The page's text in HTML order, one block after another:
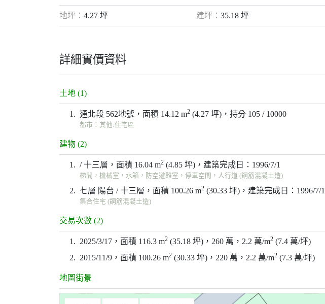
地坪： 4.27 坪 建坪： 35.18 坪
詳細實價資料
土地 (1)
1. 通北段 562地號，面積 14.12 m2 (4.27 坪)，持分 105 / 10000
都市：其他:住宅區
建物 (2)
1. / 十三層，面積 16.04 m2 (4.85 坪)，建築完成日：1996/7/1
梯間，機械室，水箱，防空避難室，停車空間，人行道 (鋼筋混凝土造)
2. 七層 陽台 / 十三層，面積 100.26 m2 (30.33 坪)，建築完成日：1996/7/1
集合住宅 (鋼筋混凝土造)
交易次數 (2)
1. 2025/3/17，面積 116.3 m2 (35.18 坪)，260 萬，2.2 萬/m2 (7.4 萬/坪)
2. 2015/11/9，面積 100.26 m2 (30.33 坪)，220 萬，2.2 萬/m2 (7.3 萬/坪)
地圖街景